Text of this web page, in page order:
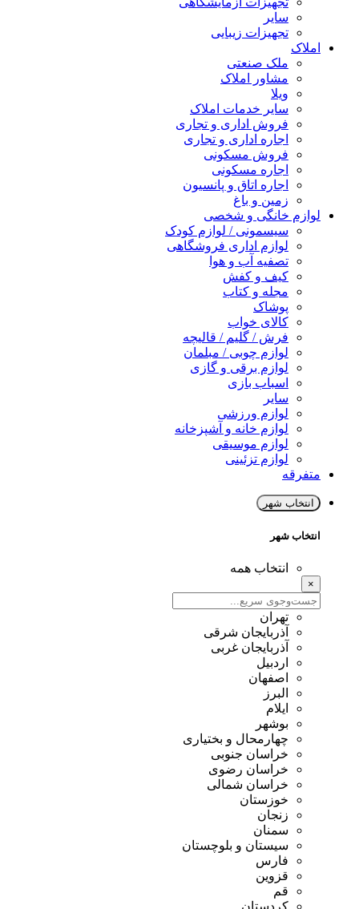
سایر
تجهیزات زیبایی
املاک
ملک صنعتی
مشاور املاک
ویلا
سایر خدمات املاک
فروش اداری و تجاری
اجاره اداری و تجاری
فروش مسکونی
اجاره مسکونی
اجاره اتاق و پانسیون
زمین و باغ
لوازم خانگی و شخصی
سیسمونی / لوازم کودک
لوازم اداری فروشگاهی
تصفیه آب و هوا
کیف و کفش
مجله و کتاب
پوشاک
کالای خواب
فرش / گلیم / قالیچه
لوازم چوبی / مبلمان
لوازم برقی و گازی
اسباب بازی
سایر
لوازم ورزشی
لوازم خانه و آشپزخانه
لوازم موسیقی
لوازم تزئینی
متفرقه
انتخاب شهر
انتخاب شهر
انتخاب همه
×
تهران
آذربایجان شرقی
آذربایجان غربی
اردبیل
اصفهان
البرز
ایلام
بوشهر
چهارمحال و بختیاری
خراسان جنوبی
خراسان رضوی
خراسان شمالی
خوزستان
زنجان
سمنان
سیستان و بلوچستان
فارس
قزوین
قم
کردستان